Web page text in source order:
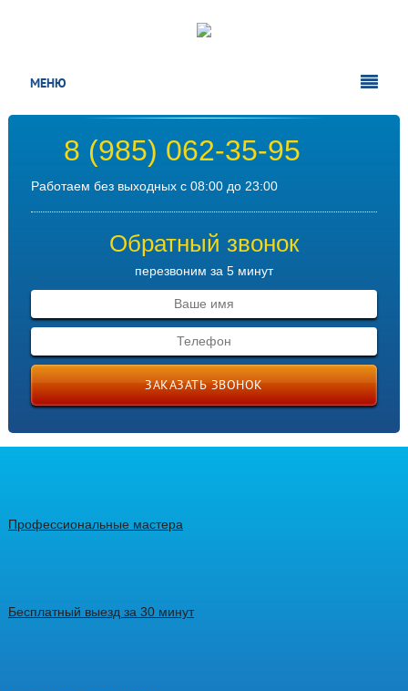
МЕНЮ
8 (985) 062-35-95
Работаем без выходных с 08:00 до 23:00
Обратный звонок
перезвоним за 5 минут
ЗАКАЗАТЬ ЗВОНОК
Профессиональные мастера
Бесплатный выезд за 30 минут